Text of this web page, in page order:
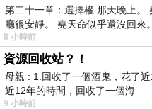
第二十一章：選擇權 那天晚上。
廳很安靜。 堯天命似乎還沒回來
8 小時前
資源回收站？！
母親 : 1.回收了一個酒鬼，花
近12年的時間，回收了一個海
9 小時前